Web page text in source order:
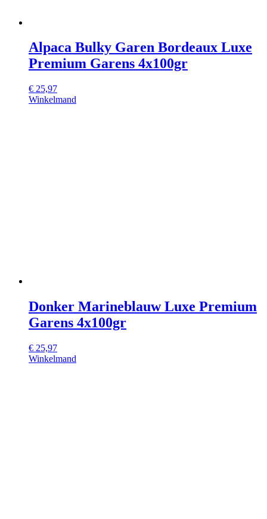
Alpaca Bulky Garen Bordeaux Luxe
Premium Garens 4x100gr
€ 25,97
Winkelmand
Donker Marineblauw Luxe Premium
Garens 4x100gr
€ 25,97
Winkelmand